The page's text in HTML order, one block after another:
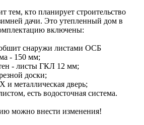
тем, кто планирует строительство
дачи. Это утепленный дом в
включены:
снаружи листами ОСБ
- 150 мм;
- листы ГКЛ 12 мм;
доски;
металлическая дверь;
есть водосточная система.
можно внести изменения!